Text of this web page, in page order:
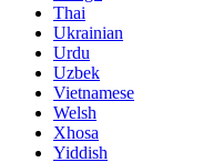
Thai
Ukrainian
Urdu
Uzbek
Vietnamese
Welsh
Xhosa
Yiddish